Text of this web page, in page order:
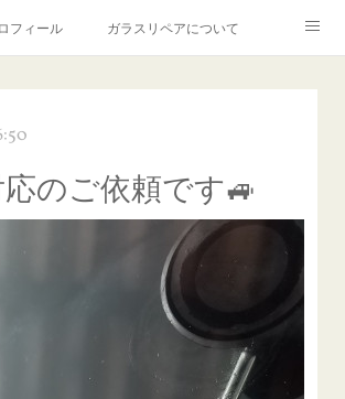
フィール ガラスリペアについて
て
建築ガラスキズ取り・研磨・磨き
ガラストリートメント『アクアペル』
当店の良心的価格の理由について
ガラスリペア施工価格
のご依頼です🚙